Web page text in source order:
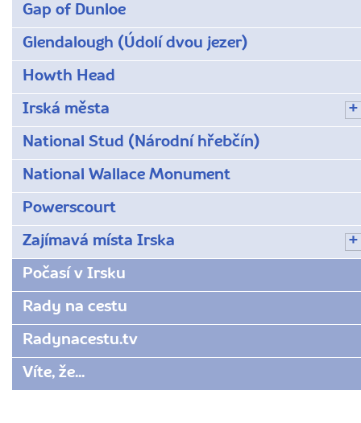
Gap of Dunloe
Glendalough (Údolí dvou jezer)
Howth Head
Irská města
National Stud (Národní hřebčín)
National Wallace Monument
Powerscourt
Zajímavá místa Irska
Počasí v Irsku
Rady na cestu
Radynacestu.tv
Víte, že...